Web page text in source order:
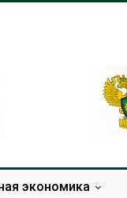
экономика